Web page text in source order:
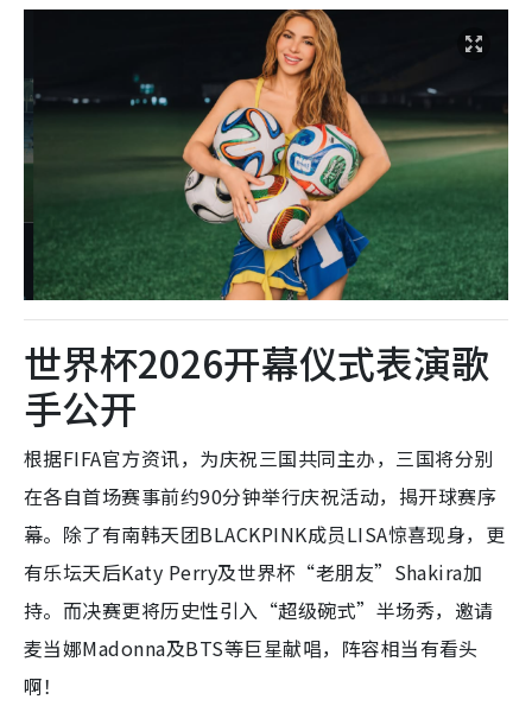
世界杯2026开幕仪式表演歌
手公开
根据FIFA官方资讯，为庆祝三国共同主办，三国将分别
在各自首场赛事前约90分钟举行庆祝活动，揭开球赛序
幕。除了有南韩天团BLACKPINK成员LISA惊喜现身，更
有乐坛天后Katy Perry及世界杯“老朋友”Shakira加
持。而决赛更将历史性引入“超级碗式”半场秀，邀请
麦当娜Madonna及BTS等巨星献唱，阵容相当有看头
啊！